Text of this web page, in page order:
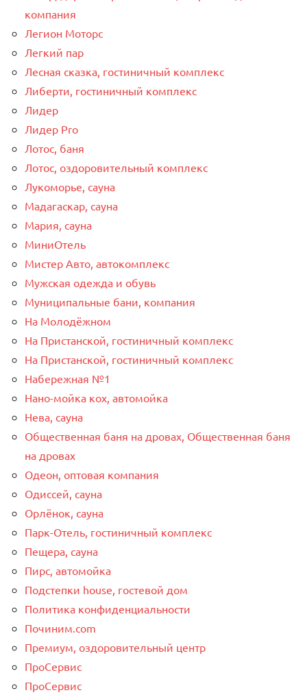
компания
Легион Моторс
Легкий пар
Лесная сказка, гостиничный комплекс
Либерти, гостиничный комплекс
Лидер
Лидер Pro
Лотос, баня
Лотос, оздоровительный комплекс
Лукоморье, сауна
Мадагаскар, сауна
Мария, сауна
МиниОтель
Мистер Авто, автокомплекс
Мужская одежда и обувь
Муниципальные бани, компания
На Молодёжном
На Пристанской, гостиничный комплекс
На Пристанской, гостиничный комплекс
Набережная №1
Нано-мойка кох, автомойка
Нева, сауна
Общественная баня на дровах, Общественная баня
на дровах
Одеон, оптовая компания
Одиссей, сауна
Орлёнок, сауна
Парк-Отель, гостиничный комплекс
Пещера, сауна
Пирс, автомойка
Подстепки house, гостевой дом
Политика конфиденциальности
Починим.com
Премиум, оздоровительный центр
ПроСервис
ПроСервис